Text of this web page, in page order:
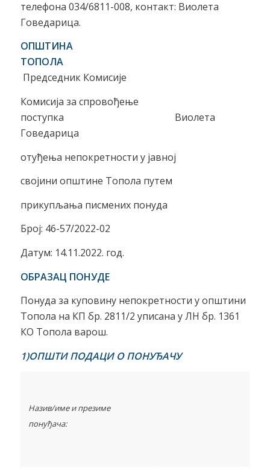
телефона 034/6811-008, контакт: Виолета
Говедарица.
ОПШТИНА
ТОПОЛА
Председник Комисије
Комисија за спровођење
поступка Виолета
Говедарица
отуђења непокретности у јавној
својини општине Топола путем
прикупљања писмених понуда
Број: 46-57/2022-02
Датум: 14.11.2022. год.
ОБРАЗАЦ ПОНУДЕ
Понуда за куповину непокретности у општини
Топола на КП бр. 2811/2 уписана у ЛН бр. 1361
КО Топола варош.
1)ОПШТИ ПОДАЦИ О ПОНУЂАЧУ
Назив/име и презиме
понуђача: